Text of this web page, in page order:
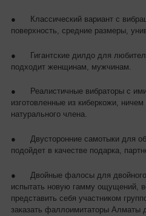
●
Классический вариант с
поверхность, средние размеры,
●
Гигантские дилдо для
подходит женщинам, мужчинам.
●
Реалистичные вибраторы с
изготовленные из киберкожи,
натурального члена.
●
Двусторонние самотыки для
подойдет в качестве подарка,
●
Двойные фалосы для
испытать новую гамму ощущений,
представить себя участником
заказать фаллоимитаторы Алматы